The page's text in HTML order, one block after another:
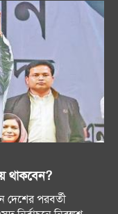
থাকবেন?
দেশের পরবর্তী